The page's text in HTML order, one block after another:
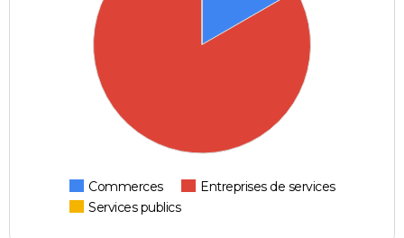
Commerces
Entreprises de services
Services publics